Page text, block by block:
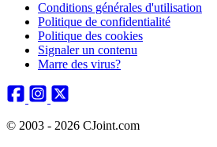
Conditions générales d'utilisation
Politique de confidentialité
Politique des cookies
Signaler un contenu
Marre des virus?
© 2003 - 2026 CJoint.com